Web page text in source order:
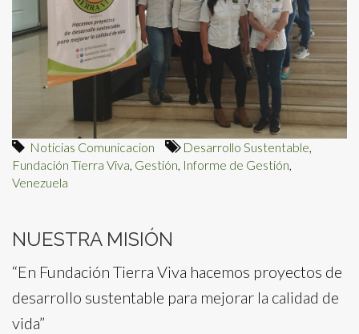
Noticias Comunicacion Desarrollo Sustentable,
Fundación Tierra Viva, Gestión, Informe de Gestión,
Venezuela
NUESTRA MISIÓN
“En Fundación Tierra Viva hacemos proyectos de
desarrollo sustentable para mejorar la calidad de
vida”